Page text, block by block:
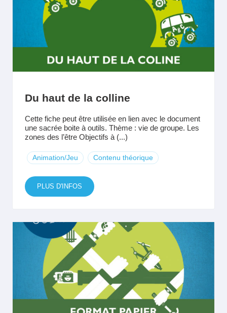
Du haut de la colline
Cette fiche peut être utilisée en lien avec le document
une sacrée boite à outils. Thème : vie de groupe. Les
zones des l’être Objectifs à (...)
Animation/Jeu Contenu théorique
PLUS D'INFOS